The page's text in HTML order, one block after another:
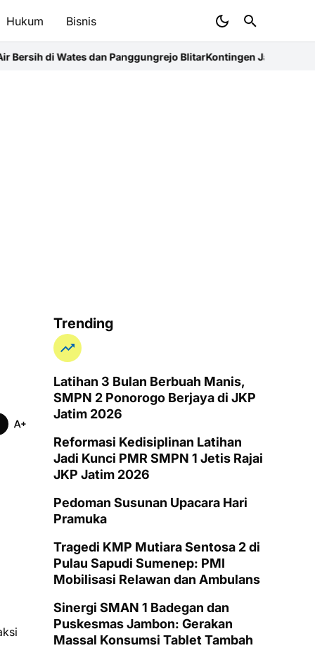
Hukum Bisnis
dan Panggungrejo BlitarKontingen Jamnas XII Ponorogo
Trending
Latihan 3 Bulan Berbuah Manis,
SMPN 2 Ponorogo Berjaya di JKP
Jatim 2026
Reformasi Kedisiplinan Latihan
Jadi Kunci PMR SMPN 1 Jetis Rajai
JKP Jatim 2026
Pedoman Susunan Upacara Hari
Pramuka
Tragedi KMP Mutiara Sentosa 2 di
Pulau Sapudi Sumenep: PMI
Mobilisasi Relawan dan Ambulans
Sinergi SMAN 1 Badegan dan
Puskesmas Jambon: Gerakan
Massal Konsumsi Tablet Tambah